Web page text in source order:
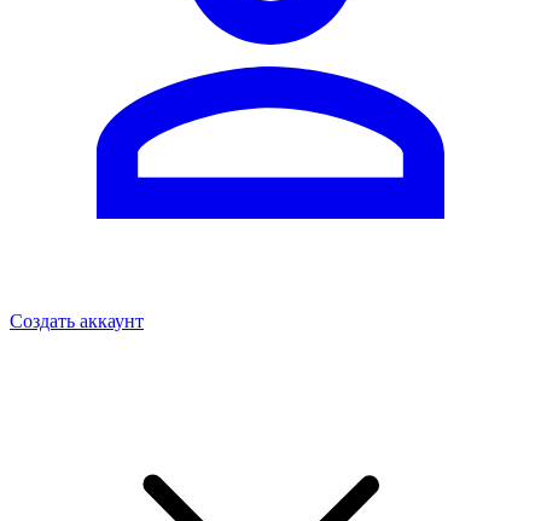
Создать аккаунт